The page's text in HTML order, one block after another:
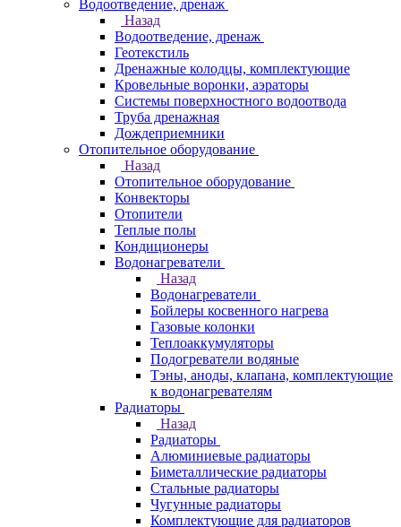
Водоотведение, дренаж
Назад
Водоотведение, дренаж
Геотекстиль
Дренажные колодцы, комплектующие
Кровельные воронки, аэраторы
Системы поверхностного водоотвода
Труба дренажная
Дождеприемники
Отопительное оборудование
Назад
Отопительное оборудование
Конвекторы
Отопители
Теплые полы
Кондиционеры
Водонагреватели
Назад
Водонагреватели
Бойлеры косвенного нагрева
Газовые колонки
Теплоаккумуляторы
Подогреватели водяные
Тэны, аноды, клапана, комплектующие
к водонагревателям
Радиаторы
Назад
Радиаторы
Алюминиевые радиаторы
Биметаллические радиаторы
Стальные радиаторы
Чугунные радиаторы
Комплектующие для радиаторов